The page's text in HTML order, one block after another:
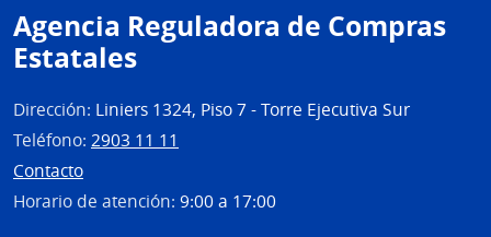
Agencia Reguladora de Compras
Estatales
Dirección: Liniers 1324, Piso 7 - Torre Ejecutiva Sur
Teléfono: 2903 11 11
Contacto
Horario de atención: 9:00 a 17:00